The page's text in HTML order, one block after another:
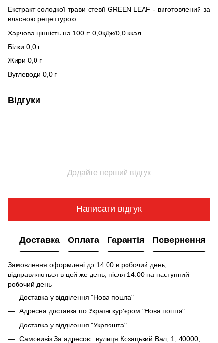
Екстракт солодкої трави стевії GREEN LEAF - виготовлений за
власною рецептурою.
Харчова цінність на 100 г: 0,0кДж/0,0 ккал
Білки 0,0 г
Жири 0,0 г
Вуглеводи 0,0 г
Відгуки
Додайте перший відгук
Написати відгук
Доставка Оплата Гарантія Повернення
Замовлення оформлені до 14:00 в робочий день,
відправляються в цей же день, після 14:00 на наступний
робочий день
Доставка у відділення "Нова пошта"
Адресна доставка по Україні кур'єром "Нова пошта"
Доставка у відділення "Укрпошта"
Самовивіз За адресою: вулиця Козацький Вал, 1, 40000,